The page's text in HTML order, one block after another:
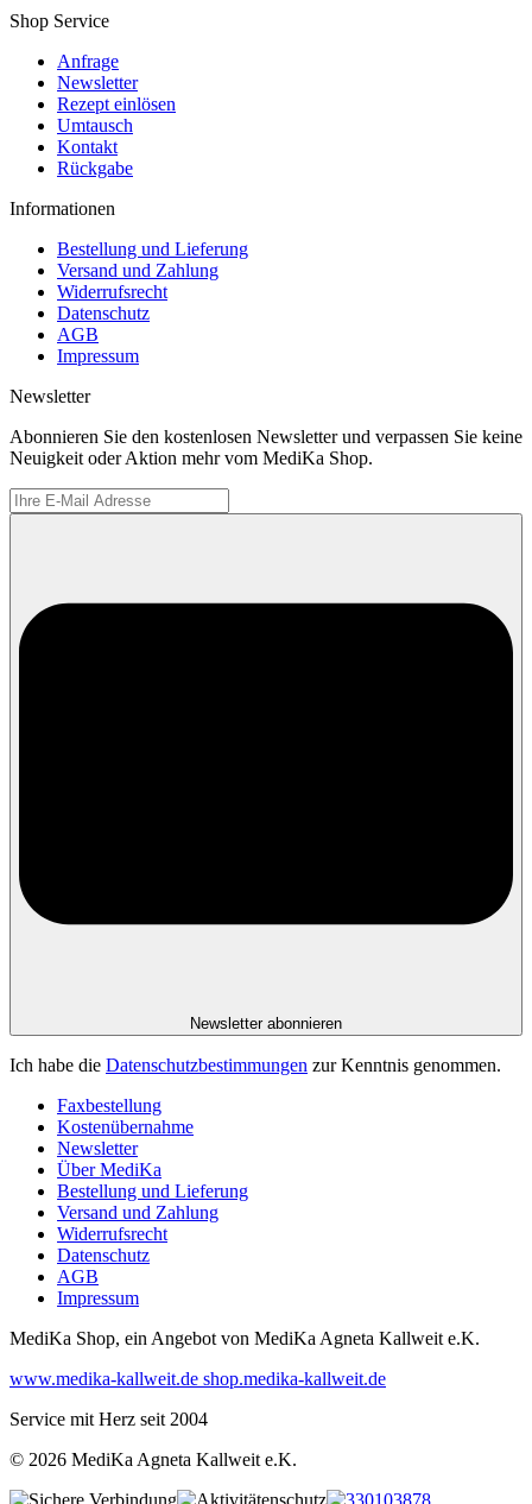
Shop Service
Anfrage
Newsletter
Rezept einlösen
Umtausch
Kontakt
Rückgabe
Informationen
Bestellung und Lieferung
Versand und Zahlung
Widerrufsrecht
Datenschutz
AGB
Impressum
Newsletter
Abonnieren Sie den kostenlosen Newsletter und verpassen Sie keine
Neuigkeit oder Aktion mehr vom MediKa Shop.
Newsletter abonnieren
Ich habe die Datenschutzbestimmungen zur Kenntnis genommen.
Faxbestellung
Kostenübernahme
Newsletter
Über MediKa
Bestellung und Lieferung
Versand und Zahlung
Widerrufsrecht
Datenschutz
AGB
Impressum
MediKa Shop, ein Angebot von MediKa Agneta Kallweit e.K.
www.medika-kallweit.de shop.medika-kallweit.de
Service mit Herz seit 2004
© 2026 MediKa Agneta Kallweit e.K.